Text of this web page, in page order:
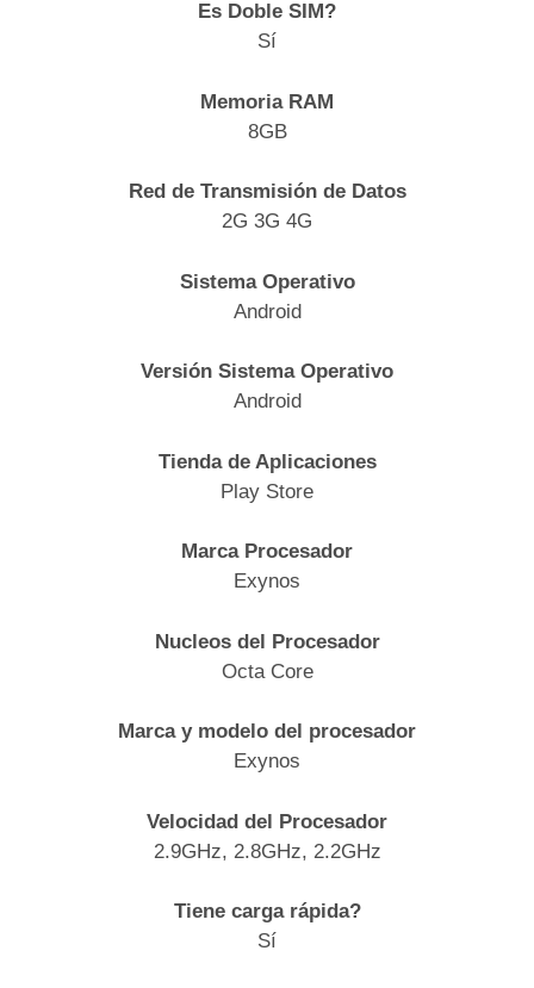
Es Doble SIM?
Sí
Memoria RAM
8GB
Red de Transmisión de Datos
2G 3G 4G
Sistema Operativo
Android
Versión Sistema Operativo
Android
Tienda de Aplicaciones
Play Store
Marca Procesador
Exynos
Nucleos del Procesador
Octa Core
Marca y modelo del procesador
Exynos
Velocidad del Procesador
2.9GHz, 2.8GHz, 2.2GHz
Tiene carga rápida?
Sí